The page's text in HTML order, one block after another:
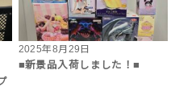
2025年8月29日
■新景品入荷しました！■